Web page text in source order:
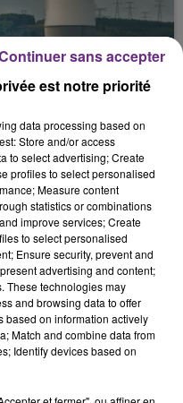
DE CHOOZ
la centrale
Une situation
qui est toujours
22h16
22h16
est notre priorité
data processing based on
Store and/or access
to select advertising; Create
profiles to select personalised
Measure content
statistics or combinations
improve services; Create
to select personalised
Ensure security, prevent and
advertising and content;
These technologies may
and browsing data to offer
based on information actively
Match and combine data from
Identify devices based on
sans accepter